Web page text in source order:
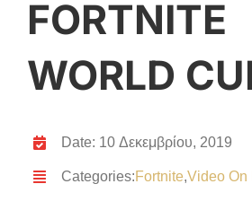
Προσφορές
Επικοινωνία
FORTNITE
WORLD
Date: 10 Δεκεμβρίου, 2019
Categories:Fortnite,Video On